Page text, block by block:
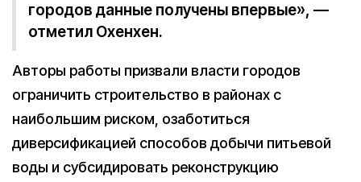
городов данные получены впервые», —
отметил Охенхен.
Авторы работы призвали власти городов
ограничить строительство в районах с
наибольшим риском, озаботиться
диверсификацией способов добычи питьевой
воды и субсидировать реконструкцию